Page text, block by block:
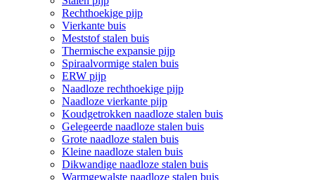
Rechthoekige pijp
Vierkante buis
Meststof stalen buis
Thermische expansie pijp
Spiraalvormige stalen buis
ERW pijp
Naadloze rechthoekige pijp
Naadloze vierkante pijp
Koudgetrokken naadloze stalen buis
Gelegeerde naadloze stalen buis
Grote naadloze stalen buis
Kleine naadloze stalen buis
Dikwandige naadloze stalen buis
Warmgewalste naadloze stalen buis